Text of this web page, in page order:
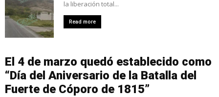
la liberación total...
Read more
El 4 de marzo quedó establecido como
“Día del Aniversario de la Batalla del
Fuerte de Cóporo de 1815”